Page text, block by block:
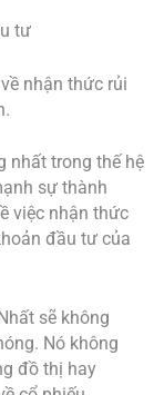
tư
nhận thức rủi
nhất trong thế hệ
sự thành
việc nhận thức
đầu tư của
sẽ không
Nó không
đồ thị hay